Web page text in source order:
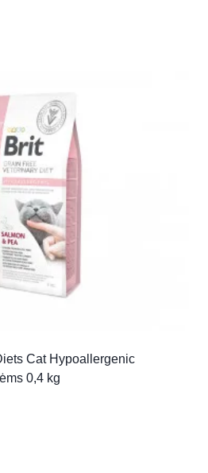
Cat Hypoallergenic
0,4 kg